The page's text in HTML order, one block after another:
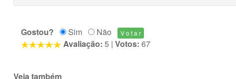
Gostou? Sim
Não
Avaliação: 5 | Votos: 67
Veja também